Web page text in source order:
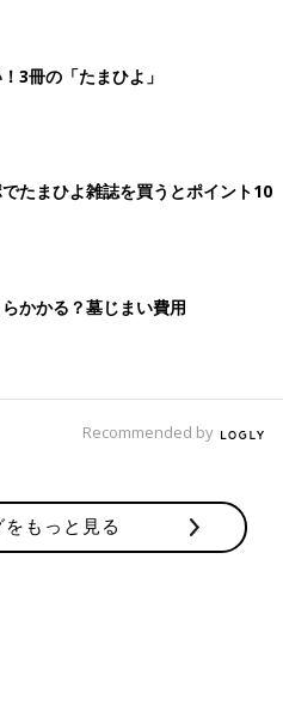
により、漢字本来の読みにはな
体によっては受理されないこと
して名前を考えましょう。
づけ過去例として、”当て
ます。
3冊の「たまひよ」
たまひよ雑誌を買うとポイント10
かかる？墓じまい費用
Recommended by
もっと見る